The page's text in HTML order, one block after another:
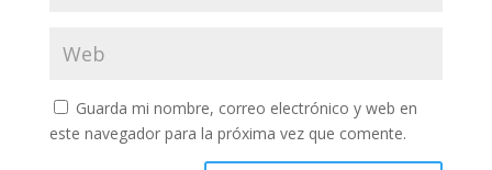
Guarda mi nombre, correo electrónico y web en
este navegador para la próxima vez que comente.